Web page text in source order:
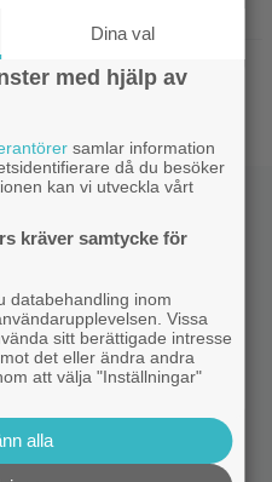
fyller 25 år –
Dina val
med hjälp av
samlar information
då du besöker
kan vi utveckla vårt
kräver samtycke för
databehandling inom
Vissa
sitt berättigade intresse
det eller ändra andra
att välja "Inställningar"
alla